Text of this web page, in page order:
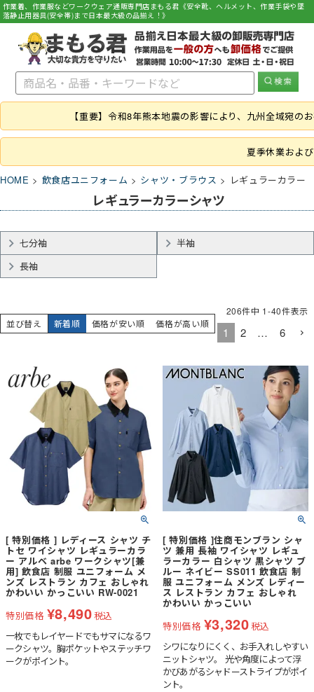
作業着、作業服などワークウェア通販専門店まもる君《安全靴、ヘルメット、作業手袋や墜
落静止用器具(安全帯)まで日本最大級の品揃え！》
【重要】令和8年熊本地震の影響により、九州全域宛
夏季休業およ
HOME 飲食店ユニフォーム シャツ・ブラウス レギュラーカラー
レギュラーカラーシャツ
七分袖
半袖
長袖
並び替え 新着順 価格が安い順 価格が高い順
206件中 1-40件表示
1 2 … 6
[ 特別価格 ] レディース シャツ チ
トセ ワイシャツ レギュラーカラ
ー アルベ arbe ワークシャツ[兼
用] 飲食店 制服 ユニフォーム メ
ンズ レストラン カフェ おしゃれ
かわいい かっこいい RW-0021
特別価格 ¥8,490税込
一枚でもレイヤードでもサマになるワ
ークシャツ。胸ポケットやステッチワ
ークがポイント。
[ 特別価格 ]住商モンブラン シャ
ツ 兼用 長袖 ワイシャツ レギュ
ラーカラー 白シャツ 黒シャツ ブ
ルー ネイビー SS011 飲食店 制
服 ユニフォーム メンズ レディー
ス レストラン カフェ おしゃれ
かわいい かっこいい
特別価格 ¥3,320税込
シワになりにくく、お手入れしやすい
ニットシャツ。 光や角度によって浮
かびあがるシャドーストライプがポイ
ント。